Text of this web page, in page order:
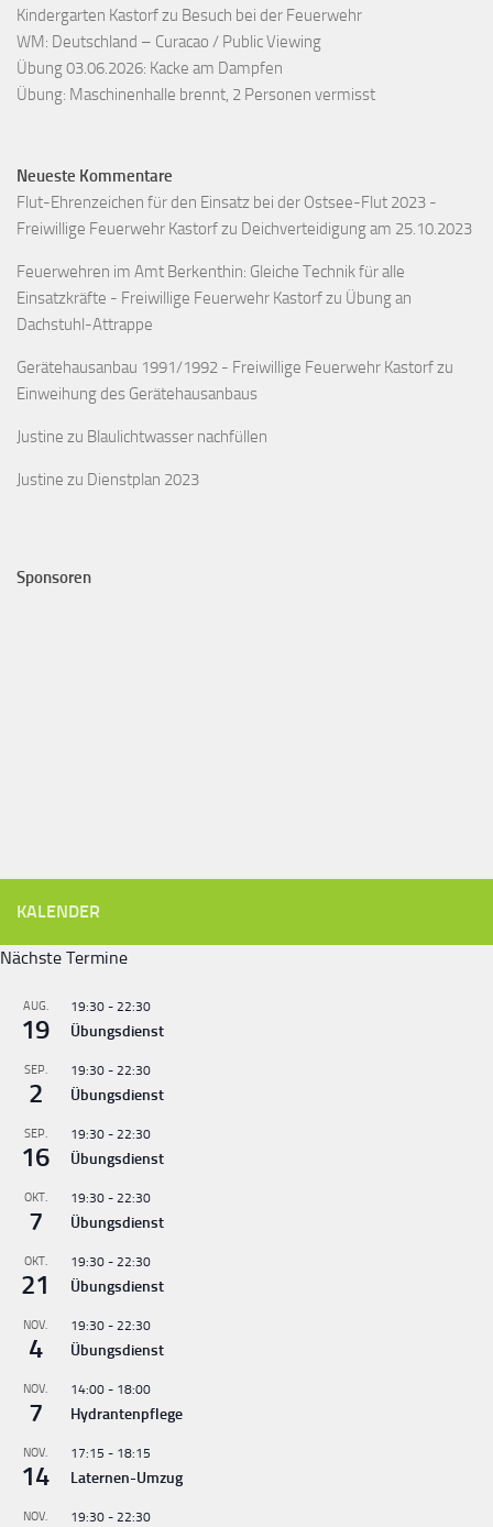
Kindergarten Kastorf zu Besuch bei der Feuerwehr
WM: Deutschland – Curacao / Public Viewing
Übung 03.06.2026: Kacke am Dampfen
Übung: Maschinenhalle brennt, 2 Personen vermisst
Neueste Kommentare
Flut-Ehrenzeichen für den Einsatz bei der Ostsee-Flut 2023 -
Freiwillige Feuerwehr Kastorfzu Deichverteidigung am 25.10.2023
Feuerwehren im Amt Berkenthin: Gleiche Technik für alle
Einsatzkräfte - Freiwillige Feuerwehr Kastorfzu Übung an
Dachstuhl-Attrappe
Gerätehausanbau 1991/1992 - Freiwillige Feuerwehr Kastorfzu
Einweihung des Gerätehausanbaus
Justine zu Blaulichtwasser nachfüllen
Justine zu Dienstplan 2023
Sponsoren
KALENDER
Nächste Termine
AUG.
19
19:30 - 22:30
Übungsdienst
SEP.
2
19:30 - 22:30
Übungsdienst
SEP.
16
19:30 - 22:30
Übungsdienst
OKT.
7
19:30 - 22:30
Übungsdienst
OKT.
21
19:30 - 22:30
Übungsdienst
NOV.
4
19:30 - 22:30
Übungsdienst
NOV.
7
14:00 - 18:00
Hydrantenpflege
NOV.
14
17:15 - 18:15
Laternen-Umzug
NOV. 19:30 - 22:30